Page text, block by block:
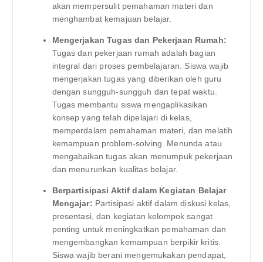
akan mempersulit pemahaman materi dan
menghambat kemajuan belajar.
Mengerjakan Tugas dan Pekerjaan Rumah:
Tugas dan pekerjaan rumah adalah bagian
integral dari proses pembelajaran. Siswa wajib
mengerjakan tugas yang diberikan oleh guru
dengan sungguh-sungguh dan tepat waktu.
Tugas membantu siswa mengaplikasikan
konsep yang telah dipelajari di kelas,
memperdalam pemahaman materi, dan melatih
kemampuan problem-solving. Menunda atau
mengabaikan tugas akan menumpuk pekerjaan
dan menurunkan kualitas belajar.
Berpartisipasi Aktif dalam Kegiatan Belajar
Mengajar: Partisipasi aktif dalam diskusi kelas,
presentasi, dan kegiatan kelompok sangat
penting untuk meningkatkan pemahaman dan
mengembangkan kemampuan berpikir kritis.
Siswa wajib berani mengemukakan pendapat,